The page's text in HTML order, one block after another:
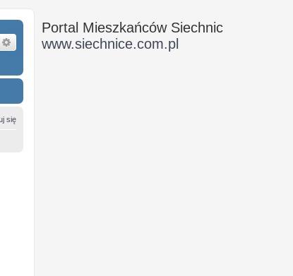
Wyszukiwanie zaawansowane
się
Portal Mieszkańców Siechnic
www.siechnice.com.pl